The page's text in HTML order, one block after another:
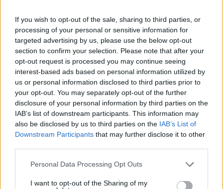
If you wish to opt-out of the sale, sharing to third parties, or
processing of your personal or sensitive information for
targeted advertising by us, please use the below opt-out
section to confirm your selection. Please note that after your
opt-out request is processed you may continue seeing
interest-based ads based on personal information utilized by
us or personal information disclosed to third parties prior to
your opt-out. You may separately opt-out of the further
disclosure of your personal information by third parties on the
IAB’s list of downstream participants. This information may
also be disclosed by us to third parties on the IAB’s List of
Downstream Participants that may further disclose it to other
Please note that this website/app uses one or more Google
not limited to your visit or usage behaviour. You may click to
Personal Data Processing Opt Outs
I want to opt-out of the Sharing of my
Σχετικά Άρθρα
Δείτε όλες τις τελευταίες Ειδήσεις
από την Ελλάδα
και τον Κόσμο, τη στιγμή που συμβαίνουν, στο
Protothema.gr